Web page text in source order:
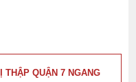
THẬP QUẬN 7 NGANG